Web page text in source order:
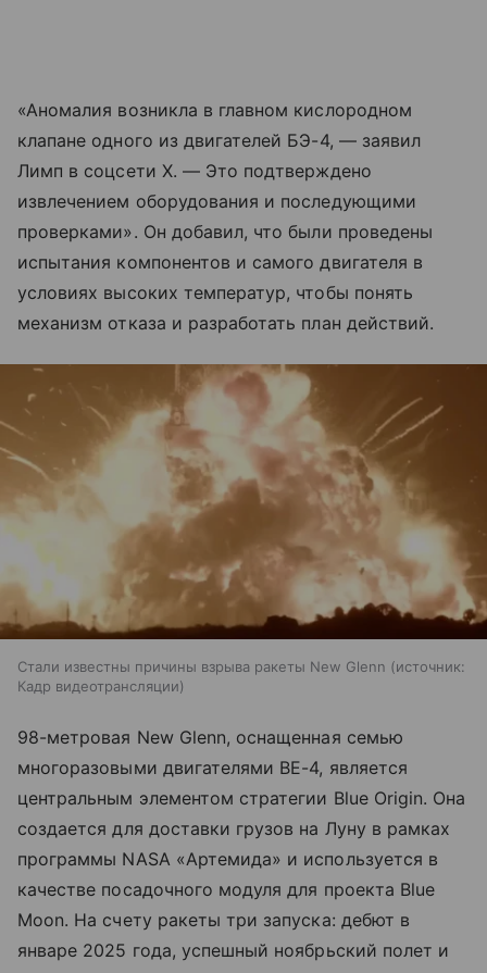
«Аномалия возникла в главном кислородном
клапане одного из двигателей БЭ-4, — заявил
Лимп в соцсети X. — Это подтверждено
извлечением оборудования и последующими
проверками». Он добавил, что были проведены
испытания компонентов и самого двигателя в
условиях высоких температур, чтобы понять
механизм отказа и разработать план действий.
Стали известны причины взрыва ракеты New Glenn
источник:
Кадр видеотрансляции
98-метровая New Glenn, оснащенная семью
многоразовыми двигателями BE-4, является
центральным элементом стратегии Blue Origin. Она
создается для доставки грузов на Луну в рамках
программы NASA «Артемида» и используется в
качестве посадочного модуля для проекта Blue
Moon. На счету ракеты три запуска: дебют в
январе 2025 года, успешный ноябрьский полет и